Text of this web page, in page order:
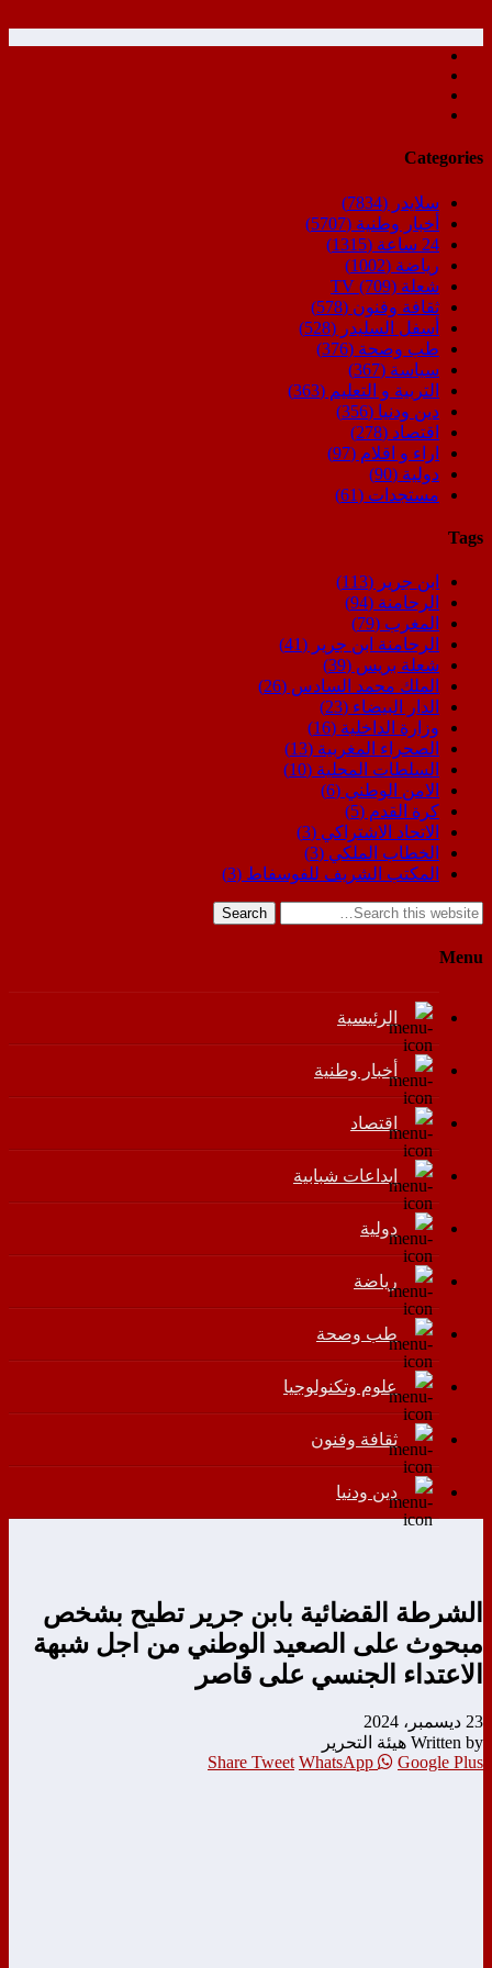
Categories
سلايدر (7834)
أخبار وطنية (5707)
24 ساعة
(1315)
رياضة (1002)
شعلة TV (709)
ثقافة وفنون (578)
أسفل السليدر (528)
طب وصحة (376)
سياسة (367)
التربية و التعليم (363)
دين ودنيا (356)
اقتصاد (278)
اراء و اقلام (97)
دولية (90)
مستجدات (61)
Tags
ابن جرير (113)
الرحامنة (94)
المغرب (79)
الرحامنة ابن جرير (41)
شعلة بريس (39)
الملك محمد السادس (26)
الدار البيضاء (23)
وزارة الداخلية (16)
الصحراء المغربية (13)
السلطات المحلية (10)
الامن الوطني (6)
كرة القدم (5)
الاتحاد الاشتراكي (3)
الخطاب الملكي (3)
المكتب الشريف للفوسفاط (3)
Search
Menu
الرئيسية
أخبار وطنية
اقتصاد
إبداعات شبابية
دولية
رياضة
طب وصحة
علوم وتكنولوجيا
ثقافة وفنون
دين ودنيا
الشرطة القضائية بابن جرير تطيح بشخص
مبحوث على الصعيد الوطني من اجل شبهة
الاعتداء الجنسي على قاصر
23 ديسمبر، 2024
Written by هيئة التحرير
Share Tweet WhatsApp Google Plus